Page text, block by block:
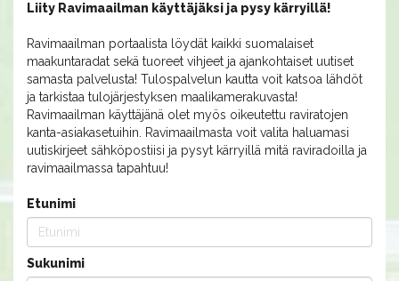
Liity Ravimaailman käyttäjäksi ja pysy kärryillä!
Ravimaailman portaalista löydät kaikki suomalaiset
maakuntaradat sekä tuoreet vihjeet ja ajankohtaiset uutiset
samasta palvelusta! Tulospalvelun kautta voit katsoa lähdöt
ja tarkistaa tulojärjestyksen maalikamerakuvasta!
Ravimaailman käyttäjänä olet myös oikeutettu raviratojen
kanta-asiakasetuihin. Ravimaailmasta voit valita haluamasi
uutiskirjeet sähköpostiisi ja pysyt kärryillä mitä raviradoilla ja
ravimaailmassa tapahtuu!
Etunimi
Sukunimi